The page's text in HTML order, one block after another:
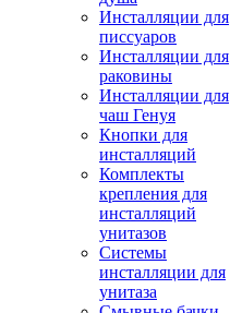
Инсталляции для
писсуаров
Инсталляции для
раковины
Инсталляции для
чаш Генуя
Кнопки для
инсталляций
Комплекты
крепления для
инсталляций
унитазов
Системы
инсталляции для
унитаза